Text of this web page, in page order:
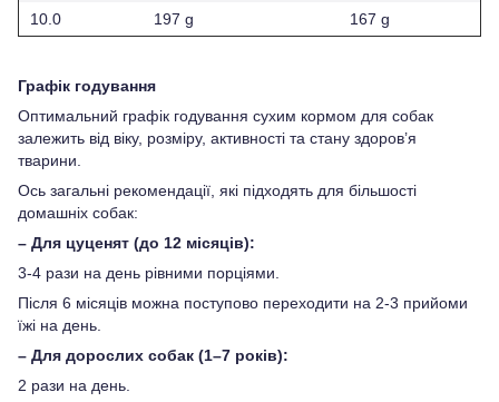
10.0
197 g 167 g
Графік годування
Оптимальний графік годування сухим кормом для собак
залежить від віку, розміру, активності та стану здоров’я
тварини.
Ось загальні рекомендації, які підходять для більшості
домашніх собак:
– Для цуценят (до 12 місяців):
3-4 рази на день рівними порціями.
Після 6 місяців можна поступово переходити на 2-3 прийоми
їжі на день.
– Для дорослих собак (1–7 років):
2 рази на день.